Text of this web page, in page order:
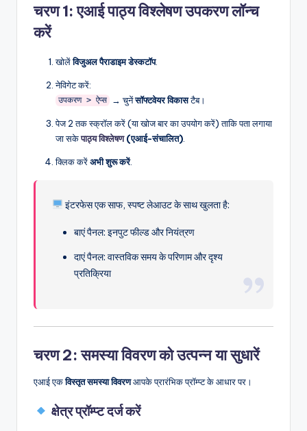
चरण 1: एआई पाठ्य विश्लेषण उपकरण लॉन्च
करें
खोलेंविजुअल पैराडाइम डेस्कटॉप.
नेविगेट करें:
उपकरण > ऐप्स → चुनेंसॉफ्टवेयर विकासटैब।
पेज 2 तक स्क्रॉल करें (या खोज बार का उपयोग करें) ताकि पता लगाया
जा सकेपाठ्य विश्लेषण(एआई-संचालित)
क्लिक करेंअभी शुरू करें.
इंटरफेस एक साफ, स्पष्ट लेआउट के साथ खुलता है:
बाएं पैनल: इनपुट फील्ड और नियंत्रण
दाएं पैनल: वास्तविक समय के परिणाम और दृश्य
प्रतिक्रिया
चरण 2: समस्या विवरण को उत्पन्न या सुधारें
एआई एकविस्तृत समस्या विवरणआपके प्रारंभिक प्रॉम्प्ट के आधार पर।
क्षेत्र प्रॉम्प्ट दर्ज करें